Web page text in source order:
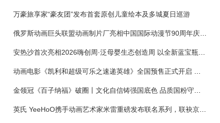
万豪旅享家“豪友团”发布首套原创儿童绘本及多城夏日巡游
俄罗斯动画巨头联盟动画制片厂亮相中国国际动漫节90周年庆开启中国之旅新篇章
金领冠《百子纳福》破圈丨文化自信铸强国底色 品质国粉守护新生
英氏 YeeHoO携手动画艺术家米雷重磅发布联名系列，联袂京东深化全渠道战略